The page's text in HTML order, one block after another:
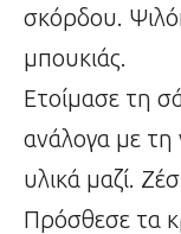
σκόρδου.
μπουκιάς.
Ετοίμασε τη
ανάλογα με τη
υλικά μαζί.
Πρόσθεσε τα